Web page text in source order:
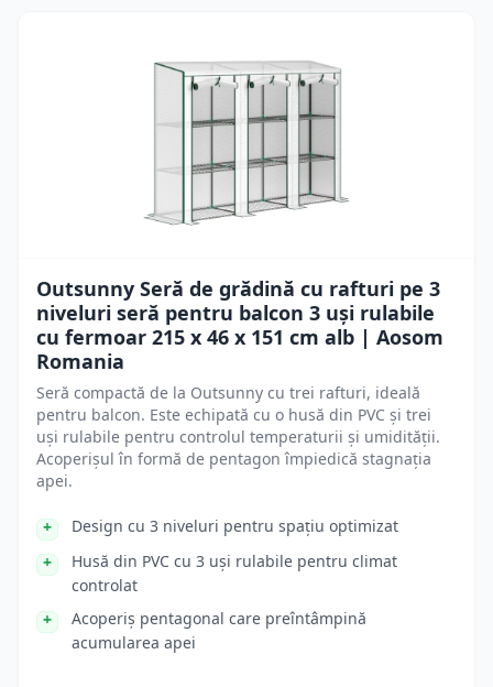
Outsunny Seră de grădină cu rafturi pe 3
niveluri seră pentru balcon 3 uși rulabile
cu fermoar 215 x 46 x 151 cm alb | Aosom
Romania
Seră compactă de la Outsunny cu trei rafturi, ideală
pentru balcon. Este echipată cu o husă din PVC și trei
uși rulabile pentru controlul temperaturii și umidității.
Acoperișul în formă de pentagon împiedică stagnația
apei.
Design cu 3 niveluri pentru spațiu optimizat
Husă din PVC cu 3 uși rulabile pentru climat
controlat
Acoperiș pentagonal care preîntâmpină
acumularea apei